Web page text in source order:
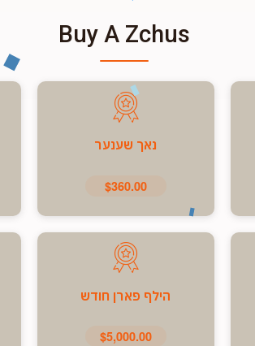
Buy A Zchus
נאך שענער
$360.00
הילף פארן חודש
$5,000.00